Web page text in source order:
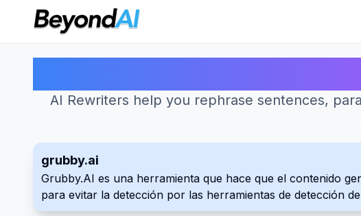
AI Rewriters help you rephrase sentences,
grubby.ai
Grubby.AI es una herramienta que hace que el contenido
para evitar la detección por las herramientas de detección